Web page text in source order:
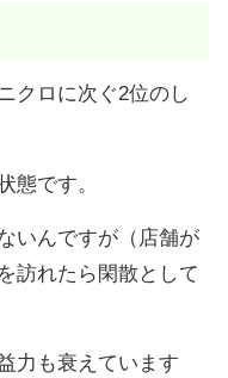
クロに次ぐ2位のし
態です。
いんですが（店舗が
訪れたら閑散として
力も衰えています